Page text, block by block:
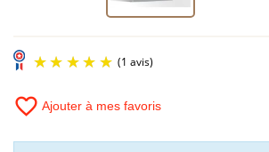
favorite_border Ajouter à mes favoris